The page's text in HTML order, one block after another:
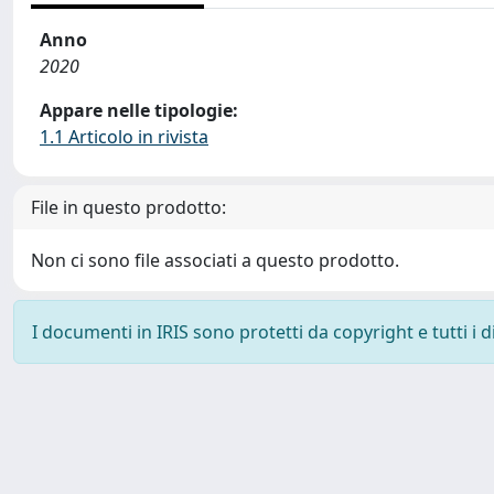
Anno
2020
Appare nelle tipologie:
1.1 Articolo in rivista
File in questo prodotto:
Non ci sono file associati a questo prodotto.
I documenti in IRIS sono protetti da copyright e tutti i